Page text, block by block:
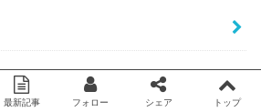
最新記事 フォロー シェア トップ
facebook